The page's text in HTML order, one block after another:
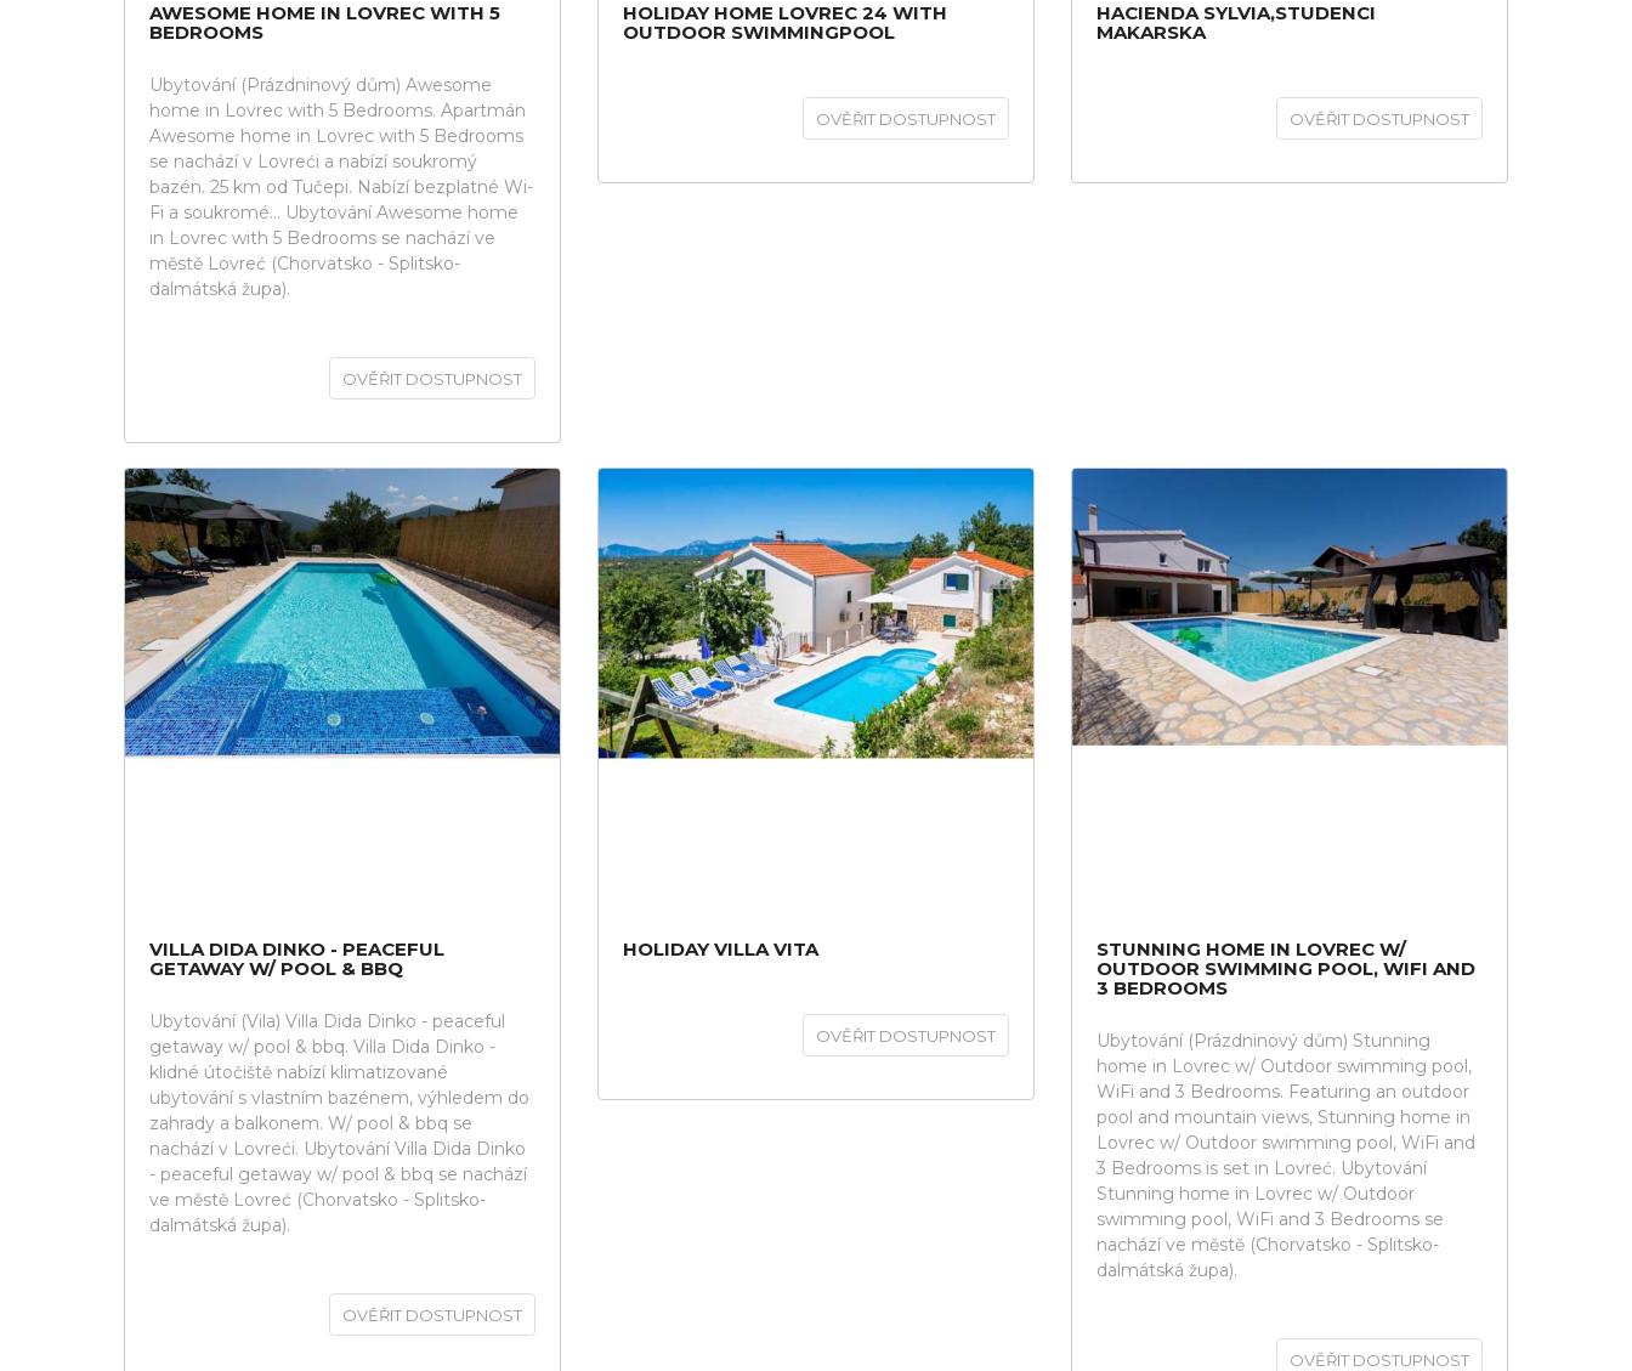
AWESOME HOME IN LOVREC WITH 5
BEDROOMS
Ubytování (Prázdninový dům) Awesome
home in Lovrec with 5 Bedrooms. Apartmán
Awesome home in Lovrec with 5 Bedrooms
se nachází v Lovreći a nabízí soukromý
bazén. 25 km od Tučepi. Nabízí bezplatné Wi-
Fi a soukromé... Ubytování Awesome home
in Lovrec with 5 Bedrooms se nachází ve
městě Lovreć (Chorvatsko - Splitsko-
dalmátská župa).
OVĚŘIT DOSTUPNOST
HOLIDAY HOME LOVREC 24 WITH
OUTDOOR SWIMMINGPOOL
OVĚŘIT DOSTUPNOST
HACIENDA SYLVIA,STUDENCI
MAKARSKA
OVĚŘIT DOSTUPNOST
VILLA DIDA DINKO - PEACEFUL
GETAWAY W/ POOL & BBQ
Ubytování (Vila) Villa Dida Dinko - peaceful
getaway w/ pool & bbq. Villa Dida Dinko -
klidné útočiště nabízí klimatizované
ubytování s vlastním bazénem, výhledem do
zahrady a balkonem. W/ pool & bbq se
nachází v Lovreći. Ubytování Villa Dida Dinko
- peaceful getaway w/ pool & bbq se nachází
ve městě Lovreć (Chorvatsko - Splitsko-
dalmátská župa).
OVĚŘIT DOSTUPNOST
HOLIDAY VILLA VITA
OVĚŘIT DOSTUPNOST
STUNNING HOME IN LOVREC W/
OUTDOOR SWIMMING POOL, WIFI AND
3 BEDROOMS
Ubytování (Prázdninový dům) Stunning
home in Lovrec w/ Outdoor swimming pool,
WiFi and 3 Bedrooms. Featuring an outdoor
pool and mountain views, Stunning home in
Lovrec w/ Outdoor swimming pool, WiFi and
3 Bedrooms is set in Lovreć. Ubytování
Stunning home in Lovrec w/ Outdoor
swimming pool, WiFi and 3 Bedrooms se
nachází ve městě (Chorvatsko - Splitsko-
dalmátská župa).
OVĚŘIT DOSTUPNOST